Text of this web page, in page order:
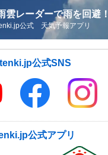
雲レーダーで雨を回避！
公式 天気予報アプリ
tenki.jp公式SNS
公式アプリ